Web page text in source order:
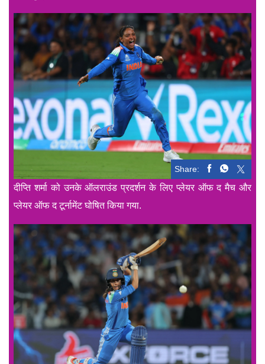
Share:
दीप्ति शर्मा को उनके ऑलराउंड प्रदर्शन के लिए प्लेयर ऑफ द मैच और
प्लेयर ऑफ द टूर्नामेंट घोषित किया गया.